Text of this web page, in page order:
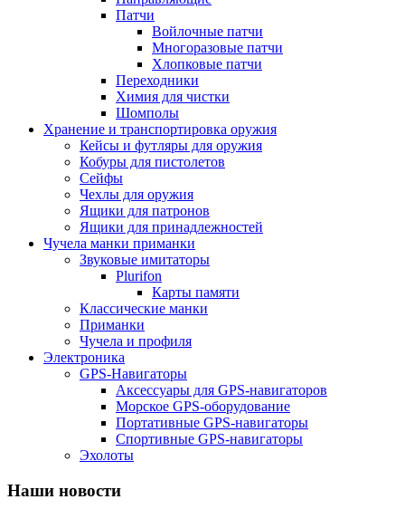
Патчи
Войлочные патчи
Многоразовые патчи
Хлопковые патчи
Переходники
Химия для чистки
Шомполы
Хранение и транспортировка оружия
Кейсы и футляры для оружия
Кобуры для пистолетов
Сейфы
Чехлы для оружия
Ящики для патронов
Ящики для принадлежностей
Чучела манки приманки
Звуковые имитаторы
Plurifon
Карты памяти
Классические манки
Приманки
Чучела и профиля
Электроника
GPS-Навигаторы
Аксессуары для GPS-навигаторов
Морское GPS-оборудование
Портативные GPS-навигаторы
Спортивные GPS-навигаторы
Эхолоты
Наши новости